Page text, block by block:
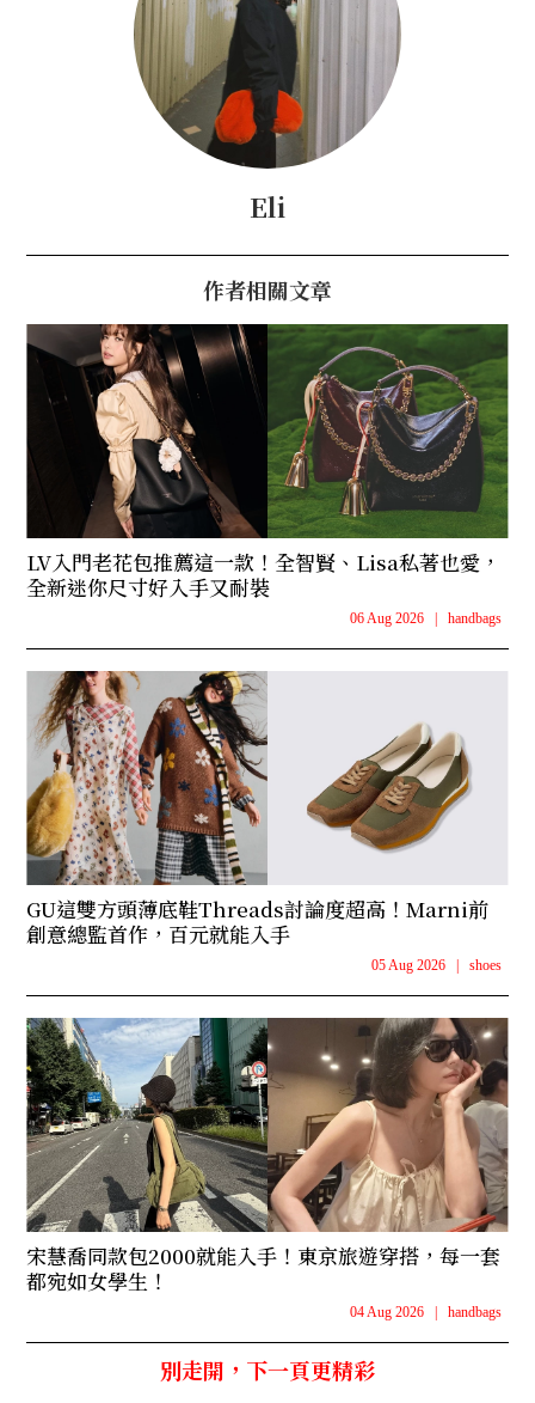
Eli
作者相關文章
LV入門老花包推薦這一款！全智賢、Lisa私著也愛，
全新迷你尺寸好入手又耐裝
06 Aug 2026 handbags
GU這雙方頭薄底鞋Threads討論度超高！Marni前
創意總監首作，百元就能入手
05 Aug 2026 shoes
宋慧喬同款包2000就能入手！東京旅遊穿搭，每一套
都宛如女學生！
04 Aug 2026 handbags
別走開，下一頁更精彩